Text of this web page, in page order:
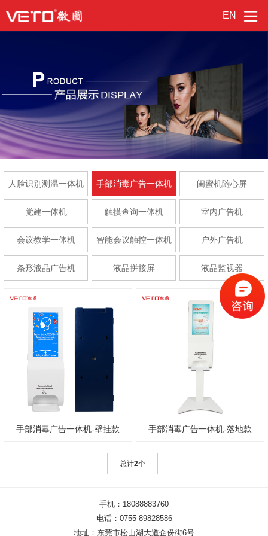
EN
人脸识别测温一体机 手部消毒广告一体机 闺蜜机随心屏
党建一体机 触摸查询一体机 室内广告机
会议教学一体机 智能会议触控一体机 户外广告机
条形液晶广告机 液晶拼接屏 液晶监视器
手部消毒广告一体机-壁挂款 手部消毒广告一体机-落地款
总计2个
手机：18088883760
电话：0755-89828586
地址：东莞市松山湖大道企份街6号